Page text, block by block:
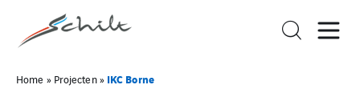
Home » Projecten» IKC Borne